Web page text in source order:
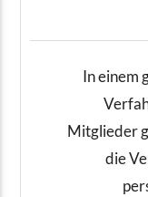
In einem
Mitglieder
die